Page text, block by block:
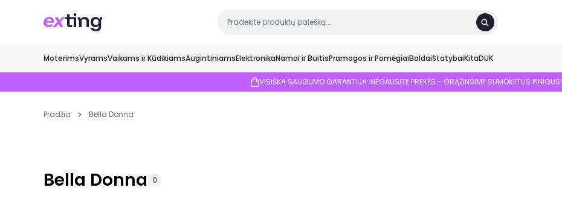
MoterimsVyramsVaikams ir KūdikiamsAugintiniamsElektronikaNamai ir BuitisPramogos ir PomėgiaiBaldaiStatybaiKitaDUK
VISIŠKA SAUGUMO GARANTIJA: NEGAUSITE PREKĖS - GRĄŽINSIME SUMOKĖTUS PINIGUS!
Pradžia Bella Donna
Bella Donna 0